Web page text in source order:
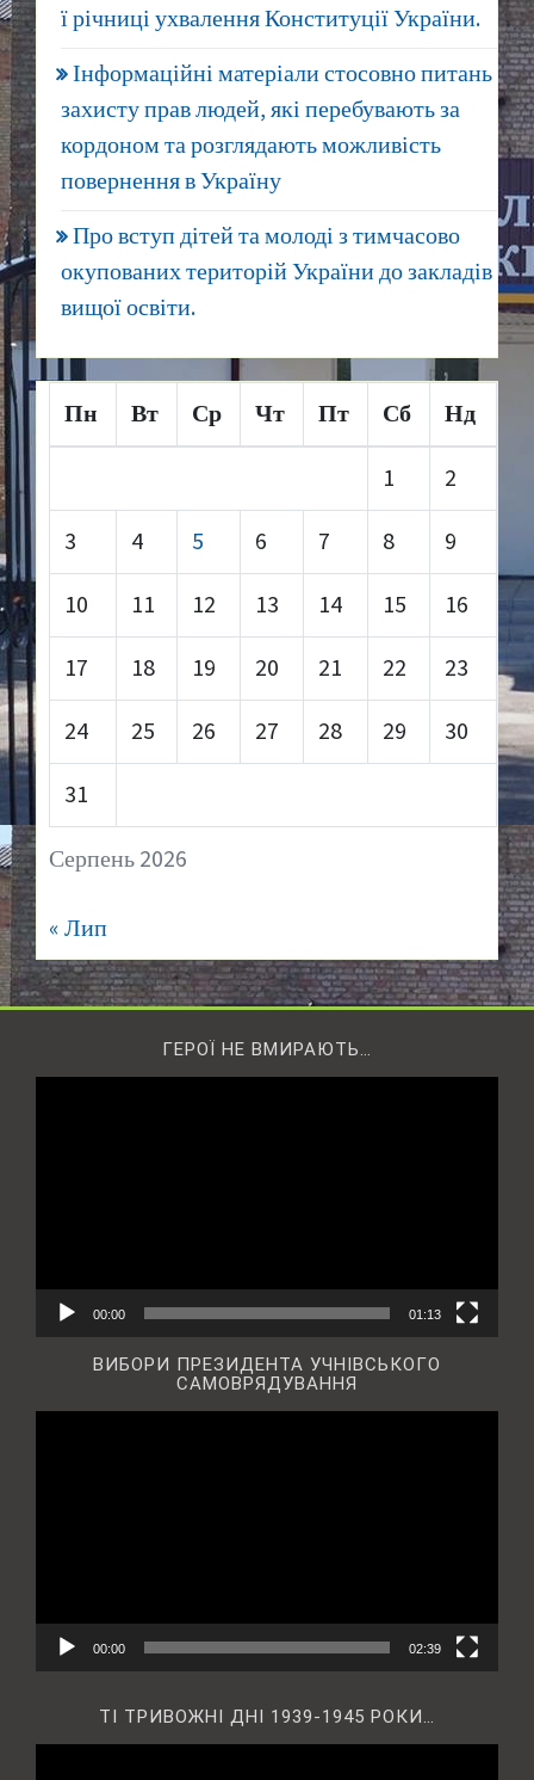
ї річниці ухвалення Конституції України.
Інформаційні матеріали стосовно питань
захисту прав людей, які перебувають за
кордоном та розглядають можливість
повернення в Україну
Про вступ дітей та молоді з тимчасово
окупованих територій України до закладів
вищої освіти.
Серпень 2026
Пн Вт Ср Чт Пт Сб Нд
1 2
3 4 5 6 7 8 9
10 11 12 13 14 15 16
17 18 19 20 21 22 23
24 25 26 27 28 29 30
31
« Лип
ГЕРОЇ НЕ ВМИРАЮТЬ…
00:00 01:13
ВИБОРИ ПРЕЗИДЕНТА УЧНІВСЬКОГО
САМОВРЯДУВАННЯ
00:00 02:39
ТІ ТРИВОЖНІ ДНІ 1939-1945 РОКИ…